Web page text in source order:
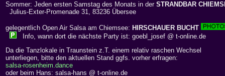
Sommer: Jeden ersten Samstag des Monats in der STRANDBAR
Julius-Exter-Promenade 31, 83236 Übersee
gelegentlich Open Air Salsa am Chiemsee: HIRSCHAUER BUCHT
Info, wann dort die nächste Party ist: goebl_josef @ t-online.de
Da die Tanzlokale in Traunstein z.T. einem relativ raschen Wechsel
unterliegen, bitte den aktuellen Stand ggfs. vorher erfragen:
salsa-rosenheim.dance
oder beim Hans: salsa-hans @ t-online.de